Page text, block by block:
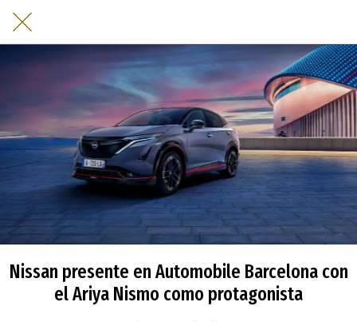
Nissan presente en Automobile Barcelona con
el Ariya Nismo como protagonista